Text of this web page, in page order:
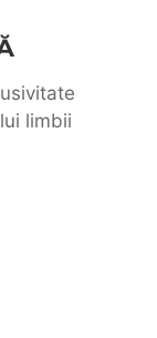
limbii